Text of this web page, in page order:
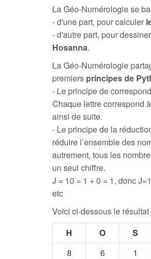
La Géo-Numérologie se
- d'une part, pour calculer
- d'autre part, pour dessiner
Hosanna.
La Géo-Numérologie
premiers principes de
- Le principe de
Chaque lettre correspond
ainsi de suite.
- Le principe de la
réduire l’ensemble des
autrement, tous les
un seul chiffre.
J = 10 = 1 + 0 = 1, donc
etc
Voici ci-dessous le
H
O S
8
6 1